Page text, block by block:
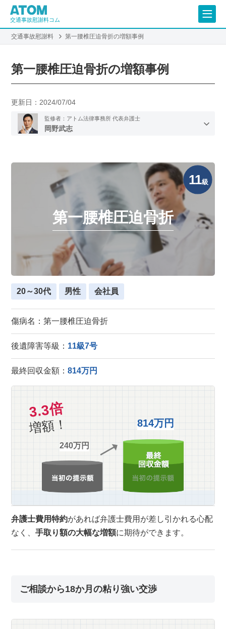
交通事故慰謝料コム
交通事故慰謝料 第一腰椎圧迫骨折の増額事例
第一腰椎圧迫骨折の増額事例
更新日： 2024/07/04
監修者：アトム法律事務所 代表弁護士
岡野武志
11級
第一腰椎圧迫骨折
20～30代 男性 会社員
傷病名：第一腰椎圧迫骨折
後遺障害等級： 11級7号
最終回収金額：814万円
3.3倍
増額！
240万円
814万円
弁護士費用特約があれば弁護士費用が差し引かれる心配
なく、手取り額の大幅な増額に期待ができます。
ご相談から18か月の粘り強い交渉